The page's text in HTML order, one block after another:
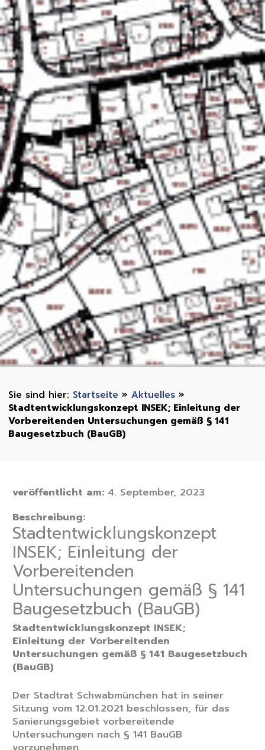
Startseite » Aktuelles»
Stadtentwicklungskonzept INSEK; Einleitung der
Vorbereitenden Untersuchungen gemäß § 141
Baugesetzbuch (BauGB)
veröffentlicht am:4. September, 2023
Beschreibung:
Stadtentwicklungskonzept
INSEK; Einleitung der
Vorbereitenden
Untersuchungen gemäß § 141
Baugesetzbuch (BauGB)
Stadtentwicklungskonzept INSEK;
Einleitung der Vorbereitenden
Untersuchungen gemäß § 141 Baugesetzbuch
(BauGB)
Der Stadtrat Schwabmünchen hat in seiner
Sitzung vom 12.01.2021 beschlossen, für das
Sanierungsgebiet vorbereitende
Untersuchungen nach § 141 BauGB